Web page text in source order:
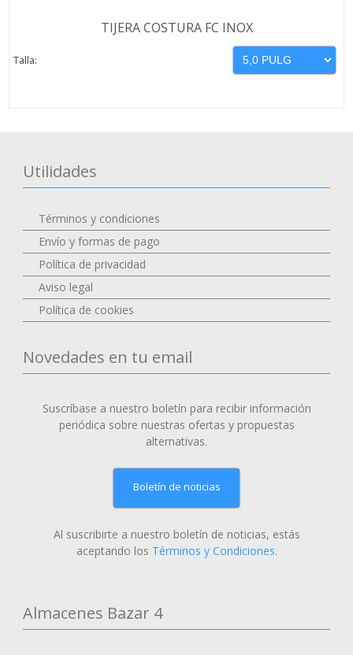
TIJERA COSTURA FC INOX
Talla:
Utilidades
Términos y condiciones
Envío y formas de pago
Política de privacidad
Aviso legal
Política de cookies
Novedades en tu email
Suscríbase a nuestro boletín para recibir información
periódica sobre nuestras ofertas y propuestas
alternativas.
Boletín de noticias
Al suscribirte a nuestro boletín de noticias, estás
aceptando los Términos y Condiciones.
Almacenes Bazar 4